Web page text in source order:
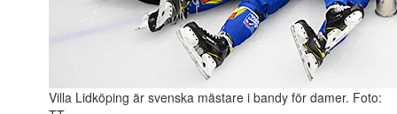
Villa Lidköping är svenska mästare i bandy för damer. Foto: